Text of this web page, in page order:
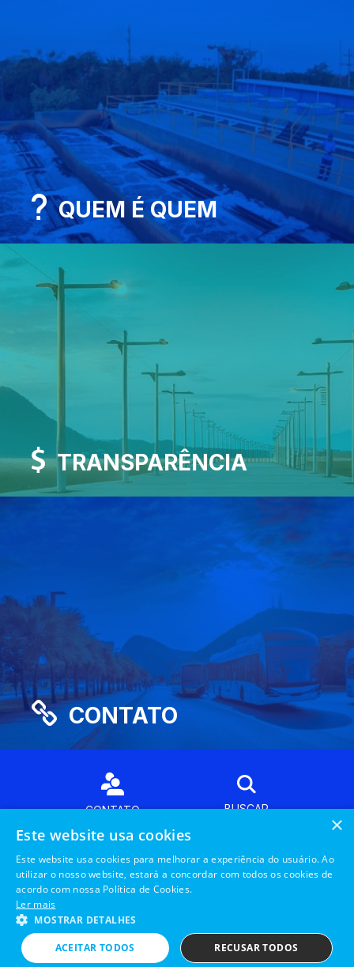
QUEM É QUEM
TRANSPARÊNCIA
CONTATO
CONTATO BUSCAR
FIQUE POR DENTRO DAS NOVIDADES!
© 2025 Fundo de Desenvolvimento da Infraestrutura Regional
Sustentável.All rights reserved.
×
Este website usa cookies
Este website usa cookies para melhorar a experiência do usuário. Ao
utilizar o nosso website, estará a concordar com todos os cookies de
acordo com nossa Política de Cookies.
Ler mais
MOSTRAR DETALHES
ACEITAR TODOS RECUSAR TODOS